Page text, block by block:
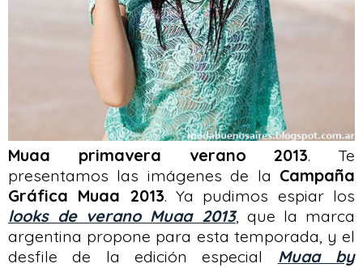
Muaa primavera verano 2013. Te
presentamos las imágenes de la Campaña
Gráfica Muaa 2013. Ya pudimos espiar los
looks de verano Muaa 2013, que la marca
argentina propone para esta temporada, y el
desfile de la edición especial Muaa by